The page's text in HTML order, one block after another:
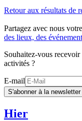
Retour aux résultats de
Partagez avec nous votre
des lieux, des
Souhaitez-vous
activités ?
E-mail
S'abonner à la newsletter
Hier